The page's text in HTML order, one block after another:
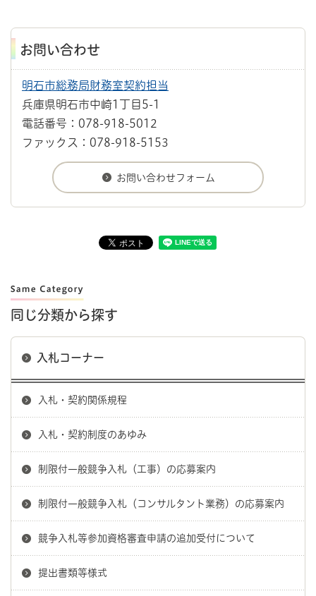
お問い合わせ
明石市総務局財務室契約担当
兵庫県明石市中崎1丁目5-1
電話番号：078-918-5012
ファックス：078-918-5153
同じ分類から探す
入札コーナー
入札・契約関係規程
入札・契約制度のあゆみ
制限付一般競争入札（工事）の応募案内
制限付一般競争入札（コンサルタント業務）の応募案内
競争入札等参加資格審査申請の追加受付について
提出書類等様式